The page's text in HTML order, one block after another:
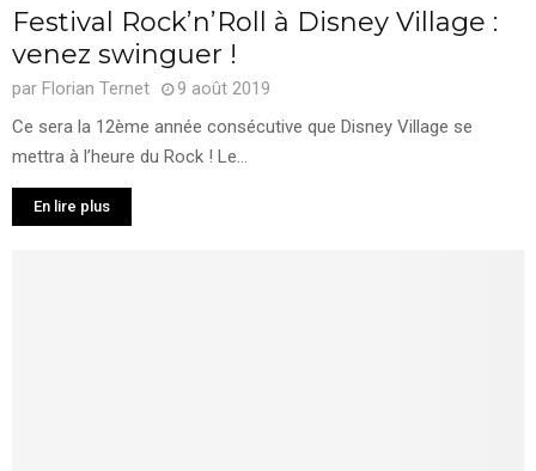
Festival Rock’n’Roll à Disney Village :
venez swinguer !
par Florian Ternet
9 août 2019
Ce sera la 12ème année consécutive que Disney Village se
mettra à l’heure du Rock ! Le...
En lire plus